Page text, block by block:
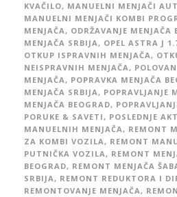
KVAČILO, MANUELNI MENJAČI
MANUELNI MENJAČI KOMBI
MENJAČA, ODRŽAVANJE MENJAČA
MENJAČA SRBIJA, OPEL ASTRA J
OTKUP ISPRAVNIH MENJAČA,
NEISPRAVNIH MENJAČA,
MENJAČA, POPRAVKA MENJAČA
MENJAČA SRBIJA, POPRAVLJANJE
MENJAČA BEOGRAD,
PORUKE & SAVETI, POSLEDNJE
MANUELNIH MENJAČA, REMONT
ZA KOMBI VOZILA, REMONT
PUTNIČKA VOZILA, REMONT
BEOGRAD, REMONT MENJAČA
SRBIJA, REMONT REDUKTORA I
REMONTOVANJE MENJAČA,